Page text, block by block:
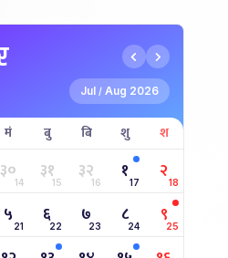
Jul / Aug 2026
मं बु बि शु श
३०14 ३१15 ३२16 १17 २18
५ 21 ६22 ७23 ८24 ९25